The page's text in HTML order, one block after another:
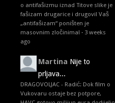
o antifašizmu iznad Titove slike je
fašizam drugarice i drugovi! Vaš
„antifašizam“ poništen je
masovnim zločinima! · 3 weeks
ago
Martina Nije to
prljava...
DRAGOVOLJAC - Radić: Dok film o
Vukovaru ostaje bez potpore,